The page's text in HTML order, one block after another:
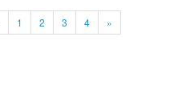
1 2 3 4 »